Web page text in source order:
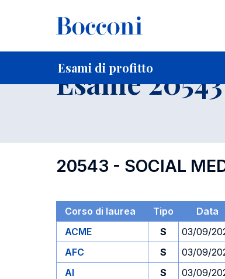
Esami di profitto
Home Per studenti iscritti
Esame 20543
20543 - SOCIAL
Corso di laurea Tipo Data
ACME
S 03/09/
AFC
S 03/09/
AI
S 03/09/